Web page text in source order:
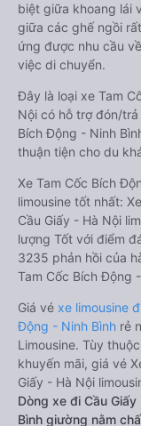
biệt giữa khoang lái
giữa các ghế ngồi
ứng được nhu cầu
việc di chuyển.
Đây là loại xe Tam
Nội có hỗ trợ đón/
Bích Động - Ninh
thuận tiện cho du
Xe Tam Cốc Bích
limousine tốt nhất:
Cầu Giấy - Hà Nội
lượng Tốt với điểm
3235 phản hồi của
Tam Cốc Bích Động
Giá vé xe limousine
Động - Ninh Bình rẻ
Limousine. Tùy
khuyến mãi, giá vé
Giấy - Hà Nội
Dòng xe đi Cầu
Bình giường nằm